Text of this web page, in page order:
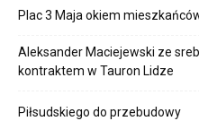
Plac 3 Maja okiem
Aleksander Maciejewski ze
kontraktem w Tauron Lidze
Piłsudskiego do przebudowy